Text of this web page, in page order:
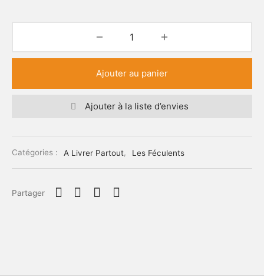
Ajouter au panier
Ajouter à la liste d’envies
Catégories : A Livrer Partout, Les Féculents
Partager